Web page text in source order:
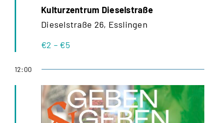
Kulturzentrum Dieselstraße
Dieselstraße 26, Esslingen
€2 – €5
12:00